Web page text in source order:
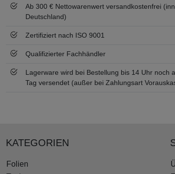
Ab 300 € Nettowarenwert versandkostenfrei
Deutschland)
Zertifiziert nach ISO 9001
Qualifizierter Fachhändler
Lagerware wird bei Bestellung bis 14 Uhr noch
Tag versendet (außer bei Zahlungsart
KATEGORIEN
Folien